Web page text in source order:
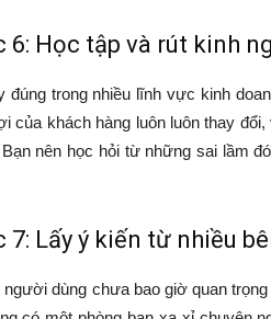
6: Học tập và rút kinh
đúng trong nhiều lĩnh vực kinh
của khách hàng luôn luôn thay
nên học hỏi từ những sai lầm
7: Lấy ý kiến từ nhiều
dùng chưa bao giờ quan